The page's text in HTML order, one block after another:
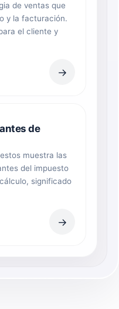
de ventas que
y la facturación.
el cliente y
→
de
muestra las
del impuesto
significado
→